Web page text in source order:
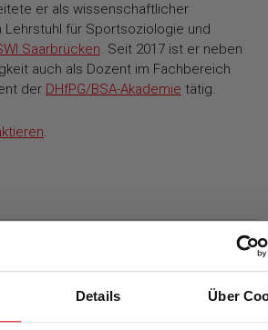
Details Über
er als wissenschaftlicher
Lehrstuhl für Sportsoziologie und
Saarbrücken. Seit 2017 ist er neben
auch als Dozent im Fachbereich
der DHfPG/BSA-Akademie tätig.
auch interessieren